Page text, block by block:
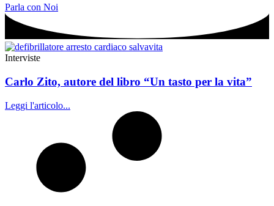
Parla con Noi
Interviste
Carlo Zito, autore del libro “Un tasto per la vita”
Leggi l'articolo...